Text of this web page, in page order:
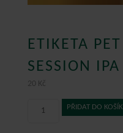
ETIKETA
SESSION IPA
20 Kč
PŘIDAT DO